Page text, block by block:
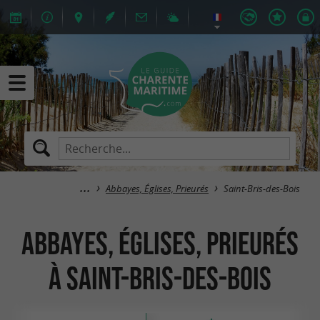
Abbayes, Églises, Prieurés Saint-Bris-des-Bois
Abbayes, Églises, Prieurés
à Saint-Bris-des-Bois